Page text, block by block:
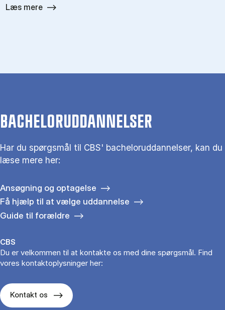
Læs mere
BACHELORUDDANNELSER
Har du spørgsmål til CBS' bacheloruddannelser, kan du
læse mere her:
Ansøgning og optagelse
Få hjælp til at vælge uddannelse
Guide til forældre
CBS
Du er velkommen til at kontakte os med dine spørgsmål. Find
vores kontaktoplysninger her:
Kontakt os